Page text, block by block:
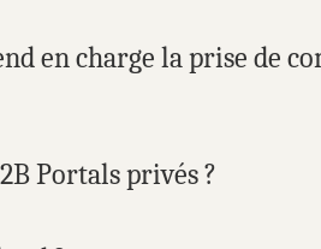
en charge la prise de
Portals privés ?